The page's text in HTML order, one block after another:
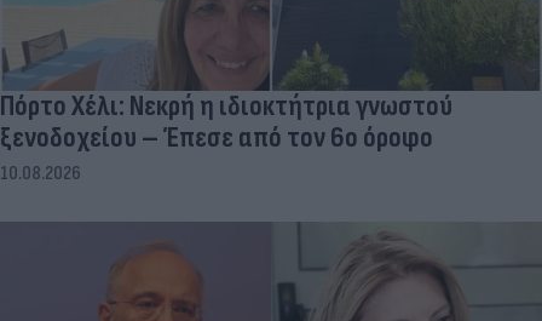
Πόρτο Χέλι: Νεκρή η ιδιοκτήτρια γνωστού
ξενοδοχείου – Έπεσε από τον 6ο όροφο
10.08.2026